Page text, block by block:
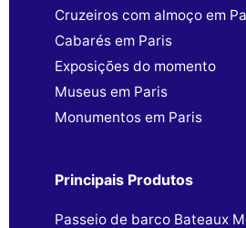
Cruzeiros com almoço em
Cabarés em Paris
Exposições do momento
Museus em Paris
Monumentos em Paris
Principais Produtos
Passeio de barco Bateaux